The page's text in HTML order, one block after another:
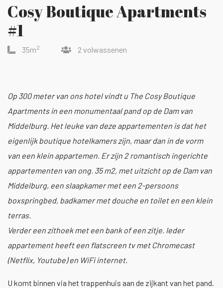
Cosy Boutique Apartments
#1
35m2 2 volwassenen
Op 300 meter van ons hotel vindt u The Cosy Boutique
Apartments in een monumentaal pand op de Dam van
Middelburg. Het leuke van deze appartementen is dat het
eigenlijk boutique hotelkamers zijn, maar dan in de vorm
van een klein appartemen. Er zijn 2 romantisch ingerichte
appartementen van ong. 35 m2, met uitzicht op de Dam van
Middelburg, een slaapkamer met een 2-persoons
boxspringbed, badkamer met douche en toilet en een klein
terras.
Verder een zithoek met een bank of een zitje. Ieder
appartement heeft een flatscreen tv met Chromecast
(Netflix, Youtube) en WiFi internet.
U komt binnen via het trappenhuis aan de zijkant van het pand.